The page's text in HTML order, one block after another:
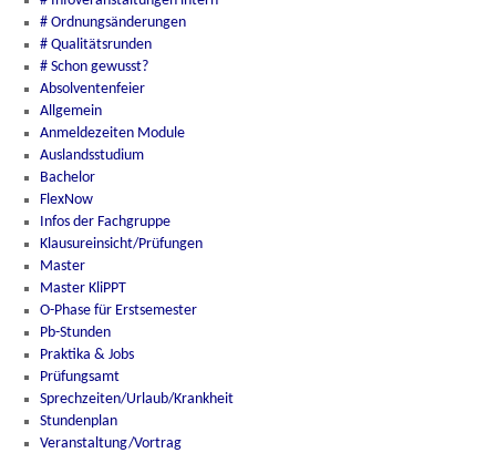
# Ordnungsänderungen
# Qualitätsrunden
# Schon gewusst?
Absolventenfeier
Allgemein
Anmeldezeiten Module
Auslandsstudium
Bachelor
FlexNow
Infos der Fachgruppe
Klausureinsicht/Prüfungen
Master
Master KliPPT
O-Phase für Erstsemester
Pb-Stunden
Praktika & Jobs
Prüfungsamt
Sprechzeiten/Urlaub/Krankheit
Stundenplan
Veranstaltung/Vortrag